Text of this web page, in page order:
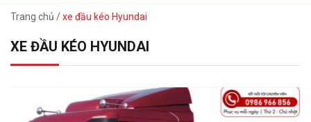
Trang chủ /xe đầu kéo Hyundai
XE ĐẦU KÉO HYUNDAI